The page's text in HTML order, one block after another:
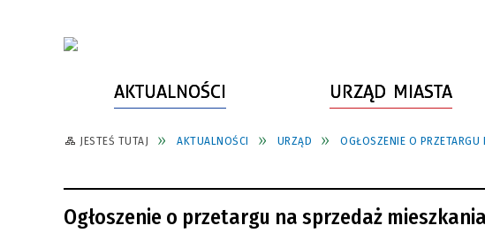
AKTUALNOŚCI URZĄD MIASTA
WŁADZE MIASTA
URZĄD STANU CYWILNEGO
INFORMACJE O MIEŚCIE
PARTNERZY, NGO
SPORT
SZLAKI TURYSTYCZNE
ZAŁATW SPRAWĘ
BEZPIECZEŃSTWO
JESTEŚ TUTAJ AKTUALNOŚCI URZĄD OGŁOSZENIE O PRZETARGU
Ogłoszenie o przetargu na sprzedaż mieszkania